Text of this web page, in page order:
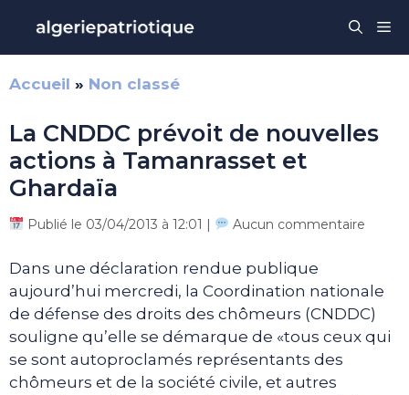
contenu
Accueil » Non classé
La CNDDC prévoit de nouvelles
actions à Tamanrasset et
Ghardaïa
Publié le 03/04/2013 à 12:01 | Aucun commentaire
Dans une déclaration rendue publique
aujourd’hui mercredi, la Coordination nationale
de défense des droits des chômeurs (CNDDC)
souligne qu’elle se démarque de «tous ceux qui
se sont autoproclamés représentants des
chômeurs et de la société civile, et autres